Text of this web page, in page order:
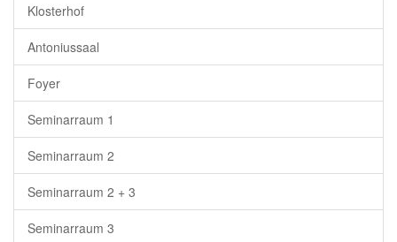
Klosterhof
Antoniussaal
Foyer
Seminarraum 1
Seminarraum 2
Seminarraum 2 + 3
Seminarraum 3